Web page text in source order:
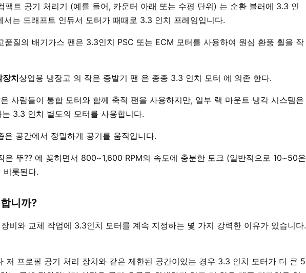
팩트 공기 처리기 (예를 들어, 카운터 아래 또는 수평 단위) 는 순환 블러에 3.3 인
서는 드래프트 인듀서 모터가 때때로 3.3 인치 프레임입니다.
품질의 배기가스 팬은 3.3인치 PSC 또는 ECM 모터를 사용하여 원심 환풍 휠을 작
치상업용 냉장고 의 작은 증발기 팬 은 종종 3.3 인치 모터 에 의존 한다.
사람들이 통합 모터와 함께 축적 팬을 사용하지만, 일부 랙 마운트 냉각 시스템은
3.3 인치 별도의 모터를 사용합니다.
은 공간에서 정밀하게 공기를 움직입니다.
은 뚜?? 에 꽂히면서 800~1,600 RPM의 속도에 충분한 토크 (일반적으로 10~50온
비롯된다.
니까?
비와 교체 작업에 3.3인치 모터를 계속 지정하는 몇 가지 강력한 이유가 있습니다.
저 프로필 공기 처리 장치와 같은 제한된 공간이있는 경우 3.3 인치 모터가 더 큰 5